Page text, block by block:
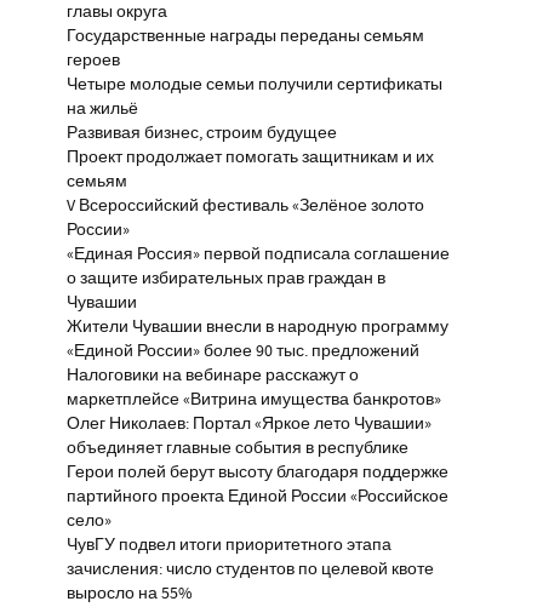
главы округа
Государственные награды переданы семьям
героев
Четыре молодые семьи получили сертификаты
на жильё
Развивая бизнес, строим будущее
Проект продолжает помогать защитникам и их
семьям
V Всероссийский фестиваль «Зелёное золото
России»
«Единая Россия» первой подписала соглашение
о защите избирательных прав граждан в
Чувашии
Жители Чувашии внесли в народную программу
«Единой России» более 90 тыс. предложений
Налоговики на вебинаре расскажут о
маркетплейсе «Витрина имущества банкротов»
Олег Николаев: Портал «Яркое лето Чувашии»
объединяет главные события в республике
Герои полей берут высоту благодаря поддержке
партийного проекта Единой России «Российское
село»
ЧувГУ подвел итоги приоритетного этапа
зачисления: число студентов по целевой квоте
выросло на 55%